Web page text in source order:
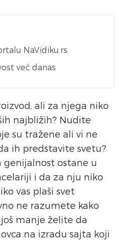
NaVidiku.rs
već danas
ali za njega niko
najbližih? Nudite
su tražene ali vi ne
ih predstavite svetu?
genijalnost ostane u
i da za nju niko
vas plaši svet
ne razumete kako
manje želite da
na izradu sajta koji